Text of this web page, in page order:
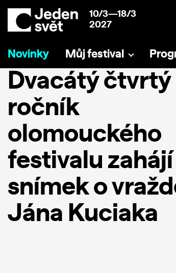
10/3—18/3
2027
Novinky Můj festival
Dvacátý čtvrtý
ročník
olomouckého
festivalu zahájí
snímek o
Jána Kuciaka